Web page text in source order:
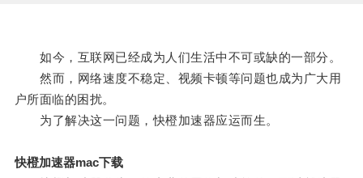
如今，互联网已经成为人们生活中不可或缺的一部分。
然而，网络速度不稳定、视频卡顿等问题也成为广大用
户所面临的困扰。
为了解决这一问题，快橙加速器应运而生。
快橙加速器mac下载